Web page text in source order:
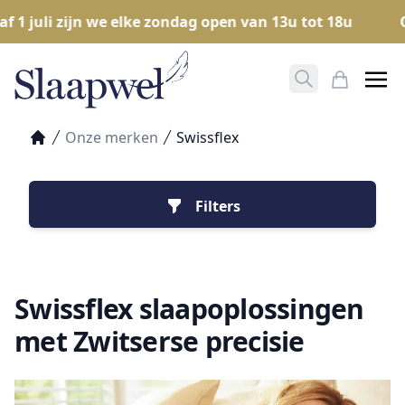
juli zijn we elke zondag open van 13u tot 18u
ZoekenMijn
Onze merken Swissflex
Filters
Swissflex slaapoplossingen
met Zwitserse precisie